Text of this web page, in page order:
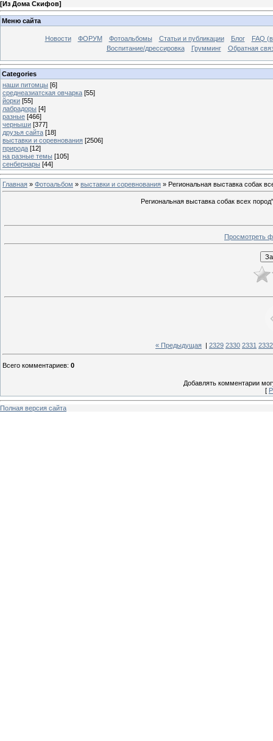
[Из Дома Скифов]
Меню сайта
Новости ФОРУМ Фотоальбомы Статьи и публикации Блог
FAQ
Воспитание/дрессировка
Грумминг Обратная
Categories
наши питомцы [6]
среднеазиатская овчарка [55]
йорки [55]
лабрадоры [4]
разные [466]
черныши [377]
друзья сайта [18]
выставки и соревнования [2506]
природа [12]
на разные темы [105]
сенбернары [44]
Главная » Фотоальбом » выставки и соревнования » Региональная выставка собак
Региональная выставка собак всех
Просмотреть
« Предыдущая | 2329 2330 2331 2332
Всего комментариев: 0
Добавлять комментарии
[
Полная версия сайта